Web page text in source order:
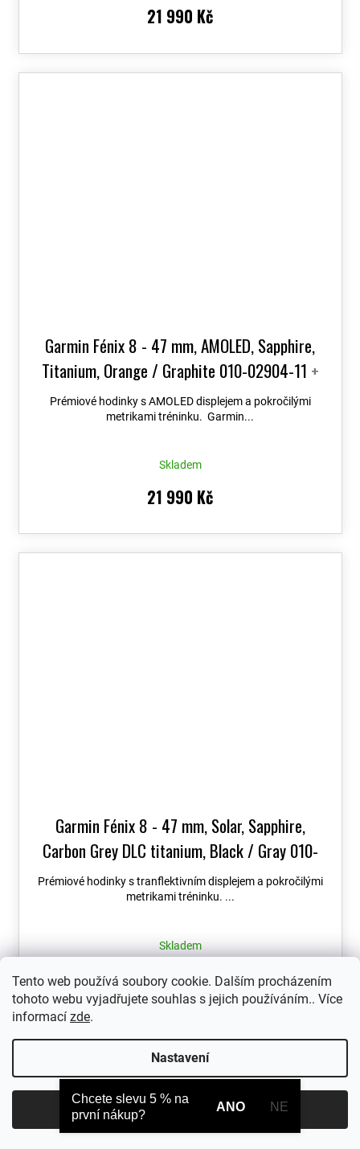
Tento web používá soubory cookie. Dalším procházením
tohoto webu vyjadřujete souhlas s jejich používáním.. Více
informací zde.
Nastavení
21 990 Kč
Garmin Fénix 8 - 47 mm, AMOLED, Sapphire,
Titanium, Orange / Graphite 010-02904-11 +
možnost výměny do 90 dní + Topo Czech PRO
Voucher
Prémiové hodinky s AMOLED displejem a pokročilými
metrikami tréninku. Garmin...
Skladem
21 990 Kč
Garmin Fénix 8 - 47 mm, Solar, Sapphire,
Carbon Grey DLC titanium, Black / Gray 010-
02906-11+ možnost výměny do 90 dní + Topo
Czech PRO Voucher
Prémiové hodinky s tranflektivním displejem a pokročilými
metrikami tréninku. ...
Skladem
21 990 Kč
Chcete slevu 5 % na
první nákup?
ANO NE